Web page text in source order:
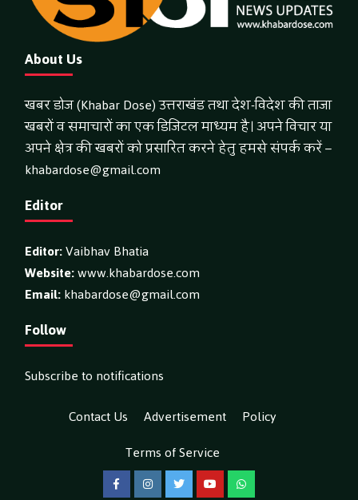
About Us
खबर डोज (Khabar Dose) उत्तराखंड तथा देश-विदेश की ताजा
खबरों व समाचारों का एक डिजिटल माध्यम है। अपने विचार या
अपने क्षेत्र की खबरों को प्रसारित करने हेतु हमसे संपर्क करें –
khabardose@gmail.com
Editor
Editor:Vaibhav Bhatia
Website:www.khabardose.com
Email:khabardose@gmail.com
Follow
Subscribe to notifications
Contact Us
Advertisement
Policy
Terms of Service
FacebookInstagramTwitterYouTubeWhatsApp